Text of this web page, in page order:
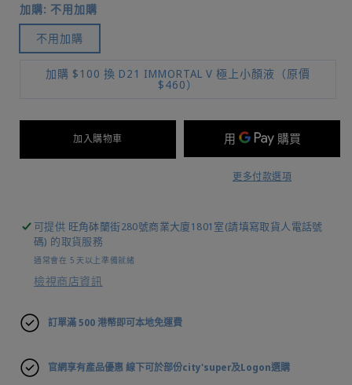
加購: 不用加購
不用加購
加購 $100 換 D21 IMMORTAL V 極上小顏液（原價
$460）
加入購物車
更多付款選項
可提供 旺角砵蘭街280號商業大廈1801室(請填寫取貨人電話號
碼) 的取貨服務
通常會在 5 天以上準備就緒
檢視商店資訊
訂單滿 500 港幣即可本地免運費
官網享有產品優惠 線下可於部份city'super及Logon選購